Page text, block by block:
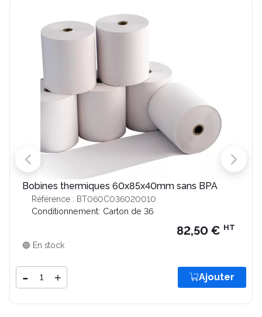
Bobines thermiques 60x85x40mm sans BPA
Référence : BT060C036020010
Conditionnement: Carton de 36
82,50 € HT
🟢 En stock
- + Ajouter